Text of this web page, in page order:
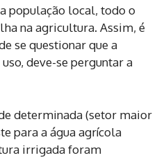
população local, todo o
na agricultura. Assim, é
se questionar que a
deve-se perguntar a
determinada (setor maior
para a água agrícola
irrigada foram